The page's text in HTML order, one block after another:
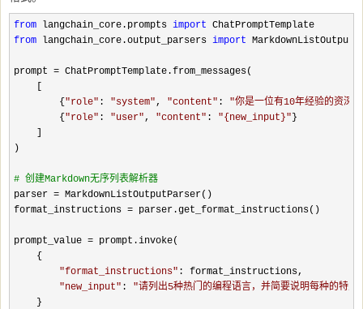
from langchain_core.prompts import
from langchain_core.output_parsers import
prompt = ChatPromptTemplate.from_messages(
        {
"role" : "system", "content" : "你是一位有10年经验的资
        {
"role" : "user", "content" : "{new_input}" }
)
# 创建Markdown无序列表解析器
parser = MarkdownListOutputParser()
format_instructions = parser.get_format_instructions()
prompt_value = prompt.invoke(
    {
"format_instructions" : format_instructions,
"new_input" : "请列出5种热门的编程语言，并简要说明每种的特点
    }